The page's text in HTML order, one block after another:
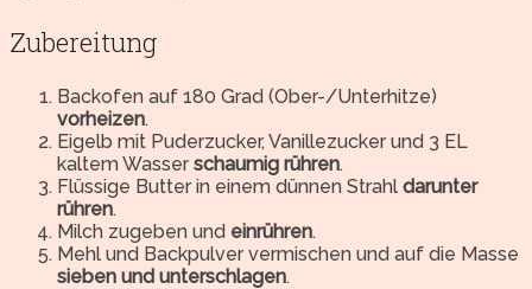
Zubereitung
Backofen auf 180 Grad (Ober-/Unterhitze)
vorheizen.
Eigelb mit Puderzucker, Vanillezucker und 3 EL
kaltem Wasser schaumig rühren.
Flüssige Butter in einem dünnen Strahl darunter
rühren.
Milch zugeben und einrühren.
Mehl und Backpulver vermischen und auf die Masse
sieben und unterschlagen.